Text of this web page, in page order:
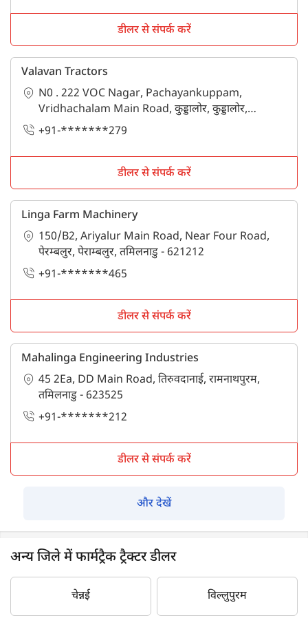
डीलर से संपर्क करें
Valavan Tractors
N0 . 222 VOC Nagar, Pachayankuppam,
Vridhachalam Main Road, कुड्डालोर, कुड्डालोर,
तमिलनाडु - 607003
+91-*******279
डीलर से संपर्क करें
Linga Farm Machinery
150/B2, Ariyalur Main Road, Near Four Road,
पेरम्बलुर, पेराम्बलुर, तमिलनाडु - 621212
+91-*******465
डीलर से संपर्क करें
Mahalinga Engineering Industries
45 2Ea, DD Main Road, तिरुवदानाई, रामनाथपुरम,
तमिलनाडु - 623525
+91-*******212
डीलर से संपर्क करें
और देखें
अन्य जिले में फार्मट्रैक ट्रैक्टर डीलर
चेन्नई विल्लुपुरम